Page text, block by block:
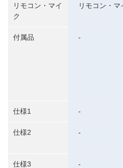
リモコン・マイ
ク
付属品
仕様1
仕様2
仕様3
リモコン・マ
-
-
-
-